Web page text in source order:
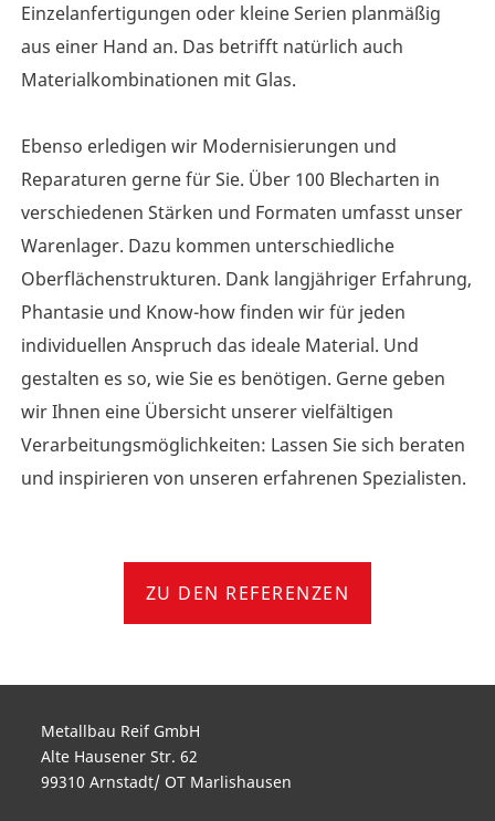
Einzelanfertigungen oder kleine Serien planmäßig
aus einer Hand an. Das betrifft natürlich auch
Materialkombinationen mit Glas.
Ebenso erledigen wir Modernisierungen und
Reparaturen gerne für Sie. Über 100 Blecharten in
verschiedenen Stärken und Formaten umfasst unser
Warenlager. Dazu kommen unterschiedliche
Oberflächenstrukturen. Dank langjähriger Erfahrung,
Phantasie und Know-how finden wir für jeden
individuellen Anspruch das ideale Material. Und
gestalten es so, wie Sie es benötigen. Gerne geben
wir Ihnen eine Übersicht unserer vielfältigen
Verarbeitungsmöglichkeiten: Lassen Sie sich beraten
und inspirieren von unseren erfahrenen Spezialisten.
ZU DEN REFERENZEN
Metallbau Reif GmbH
Alte Hausener Str. 62
99310 Arnstadt/ OT Marlishausen